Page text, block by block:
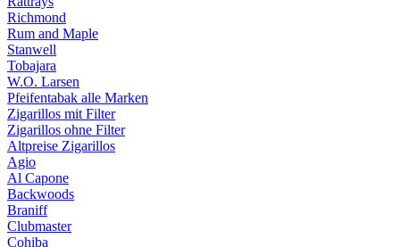
Richmond
Rum and Maple
Stanwell
Tobajara
W.O. Larsen
Pfeifentabak alle Marken
Zigarillos mit Filter
Zigarillos ohne Filter
Altpreise Zigarillos
Agio
Al Capone
Backwoods
Braniff
Clubmaster
Cohiba